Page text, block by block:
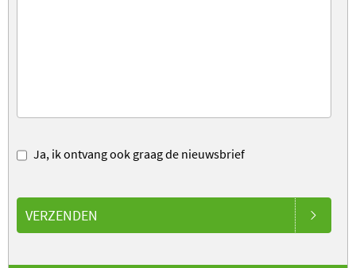
Ja, ik ontvang ook graag de nieuwsbrief
VERZENDEN